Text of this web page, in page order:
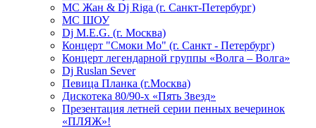
МС Жан & Dj Riga (г. Санкт-Петербург)
МС ШОУ
Dj M.E.G. (г. Москва)
Концерт "Смоки Мо" (г. Санкт - Петербург)
Концерт легендарной группы «Волга – Волга»
Dj Ruslan Sever
Певица Планка (г.Москва)
Дискотека 80/90-х «Пять Звезд»
Презентация летней серии пенных вечеринок
«ПЛЯЖ»!